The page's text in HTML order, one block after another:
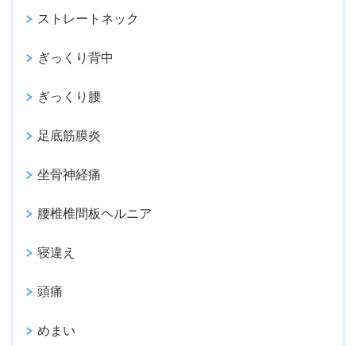
ストレートネック
ぎっくり背中
ぎっくり腰
足底筋膜炎
坐骨神経痛
腰椎椎間板ヘルニア
寝違え
頭痛
めまい